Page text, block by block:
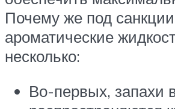
Почему же под
ароматические
несколько:
Во-первых, запахи